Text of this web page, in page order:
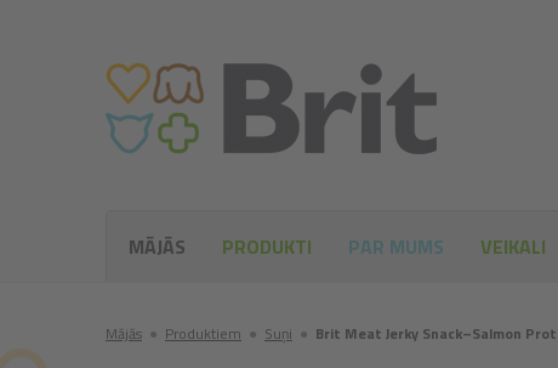
Mājās ● Produktiem ● Suņi ● Brit Meat Jerky Snack–Salmon
MĀJĀS PRODUKTI PAR MUMS VEIKALI